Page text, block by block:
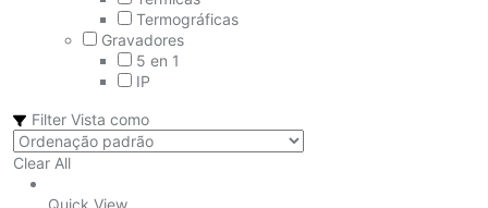
Termográficas
Gravadores
5 en 1
IP
Filter Vista como
Clear All
Quick View